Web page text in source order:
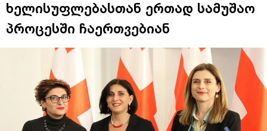
ხელისუფლებასთან ერთად სამუშაო
პროცესში ჩაერთვებიან